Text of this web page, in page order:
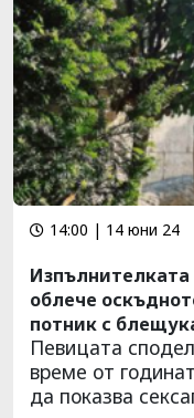
14:00 | 14 юни 24
облече
потник с
Певицата
време от
да показва